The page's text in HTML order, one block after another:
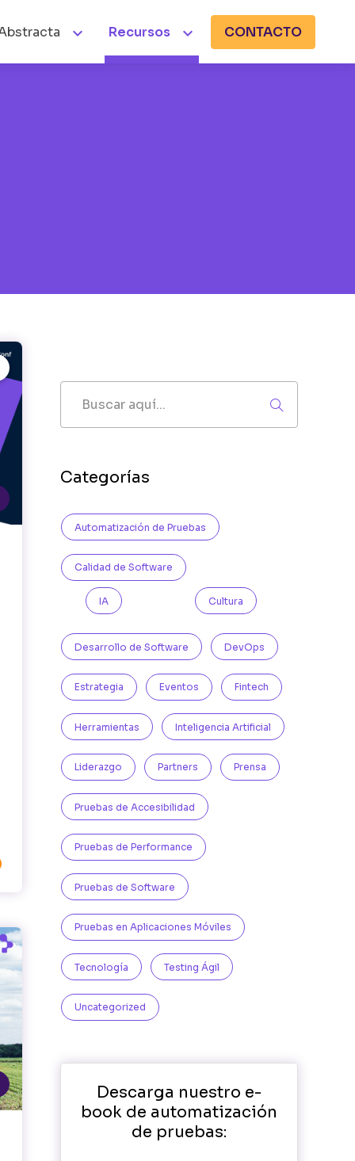
 Recursos  CONTACTO
Categorías
Automatización de Pruebas
Calidad de Software
IA Cultura
Desarrollo de Software DevOps
Estrategia Eventos Fintech
Herramientas Inteligencia Artificial
Liderazgo Partners Prensa
Pruebas de Accesibilidad
Pruebas de Performance
Pruebas de Software
Pruebas en Aplicaciones Móviles
Tecnología Testing Ágil
Uncategorized
Descarga nuestro e-
book de automatización
de pruebas: